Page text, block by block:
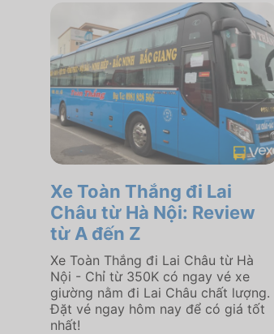
Xe Toàn Thắng đi Lai
Châu từ Hà Nội: Review
từ A đến Z
Xe Toàn Thắng đi Lai Châu từ Hà
Nội - Chỉ từ 350K có ngay vé xe
giường nằm đi Lai Châu chất lượng.
Đặt vé ngay hôm nay để có giá tốt
nhất!